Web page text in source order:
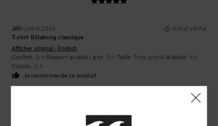
Jill9 juillet 2026
Achat vérifié
T-shirt Billabong classique
Afficher original - English
Confort: 5/5 Rapport qualité / prix: 5/5 Taille: Trop grand Matière: 5/5
Coloris: 5/5
Je recommande ce produit